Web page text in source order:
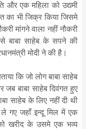
और एक महिला को उद्यमी
का भी जिक्र किया जिसमे
मांगने वाला नहीं नौकरी
बाबा साहेब के सपने की
मोदी ने की है।
कि जो लोग बाबा साहेब
बाबा साहेब दिवंगत हुए
साहेब के लिए नहीं दी थी
गए जहाँ इन्दू मिल में एक
खरीद के उसमे एक भव्य